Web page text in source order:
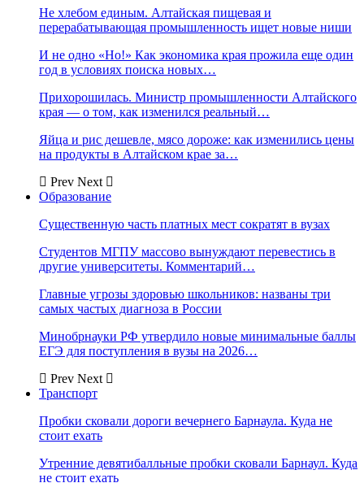
Не хлебом единым. Алтайская пищевая и
перерабатывающая промышленность ищет новые ниши
И не одно «Но!» Как экономика края прожила еще один
год в условиях поиска новых…
Прихорошилась. Министр промышленности Алтайского
края — о том, как изменился реальный…
Яйца и рис дешевле, мясо дороже: как изменились цены
на продукты в Алтайском крае за…
Prev Next
Образование
Существенную часть платных мест сократят в вузах
Студентов МГПУ массово вынуждают перевестись в
другие университеты. Комментарий…
Главные угрозы здоровью школьников: названы три
самых частых диагноза в России
Минобрнауки РФ утвердило новые минимальные баллы
ЕГЭ для поступления в вузы на 2026…
Prev Next
Транспорт
Пробки сковали дороги вечернего Барнаула. Куда не
стоит ехать
Утренние девятибалльные пробки сковали Барнаул. Куда
не стоит ехать